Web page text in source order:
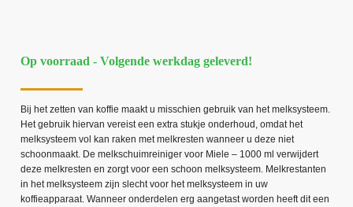
Op voorraad - Volgende werkdag geleverd!
Bij het zetten van koffie maakt u misschien gebruik van het melksysteem.
Het gebruik hiervan vereist een extra stukje onderhoud, omdat het
melksysteem vol kan raken met melkresten wanneer u deze niet
schoonmaakt. De melkschuimreiniger voor Miele – 1000 ml verwijdert
deze melkresten en zorgt voor een schoon melksysteem. Melkrestanten
in het melksysteem zijn slecht voor het melksysteem in uw
koffieapparaat. Wanneer onderdelen erg aangetast worden heeft dit een